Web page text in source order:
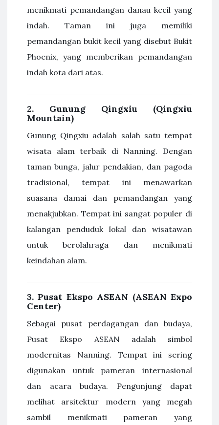
menikmati pemandangan danau kecil yang
indah. Taman ini juga memiliki
pemandangan bukit kecil yang disebut Bukit
Phoenix, yang memberikan pemandangan
indah kota dari atas.
2. Gunung Qingxiu (Qingxiu
Mountain)
Gunung Qingxiu adalah salah satu tempat
wisata alam terbaik di Nanning. Dengan
taman bunga, jalur pendakian, dan pagoda
tradisional, tempat ini menawarkan
suasana damai dan pemandangan yang
menakjubkan. Tempat ini sangat populer di
kalangan penduduk lokal dan wisatawan
untuk berolahraga dan menikmati
keindahan alam.
3.Pusat Ekspo ASEAN (ASEAN Expo
Center)
Sebagai pusat perdagangan dan budaya,
Pusat Ekspo ASEAN adalah simbol
modernitas Nanning. Tempat ini sering
digunakan untuk pameran internasional
dan acara budaya. Pengunjung dapat
melihat arsitektur modern yang megah
sambil menikmati pameran yang